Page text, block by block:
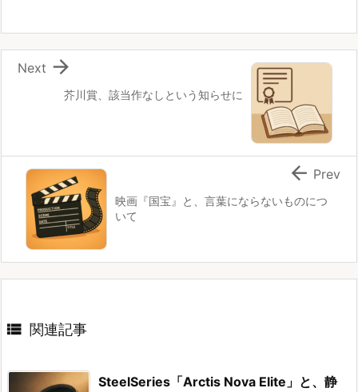
芥川賞、該当作なしという知らせに

Next
映画『国宝』と、言葉にならないものにつ
いて
 Prev
 関連記事
SteelSeries「Arctis Nova Elite」と、静